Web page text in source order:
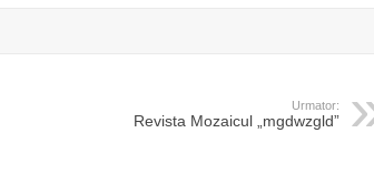
Urmator:
Revista Mozaicul „mgdwzgld”